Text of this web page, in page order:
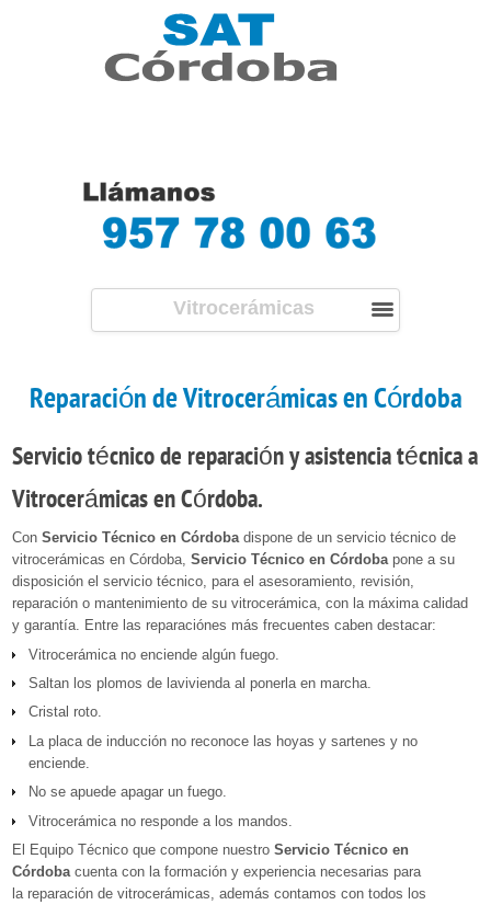
Vitrocerámicas
Reparación de Vitrocerámicas en Córdoba
Servicio técnico de reparación y asistencia técnica a
Vitrocerámicas en Córdoba.
Con Servicio Técnico en Córdobadispone de un servicio técnico de
vitrocerámicas en Córdoba, Servicio Técnico en Córdobapone a su
disposición el servicio técnico, para el asesoramiento, revisión,
reparación o mantenimiento de su vitrocerámica, con la máxima calidad
y garantía. Entre las reparaciónes más frecuentes caben destacar:
Vitrocerámica no enciende algún fuego.
Saltan los plomos de lavivienda al ponerla en marcha.
Cristal roto.
La placa de inducción no reconoce las hoyas y sartenes y no
enciende.
No se apuede apagar un fuego.
Vitrocerámica no responde a los mandos.
El Equipo Técnico que compone nuestro Servicio Técnico en
Córdoba cuenta con la formación y experiencia necesarias para
la reparación de vitrocerámicas, además contamos con todos los